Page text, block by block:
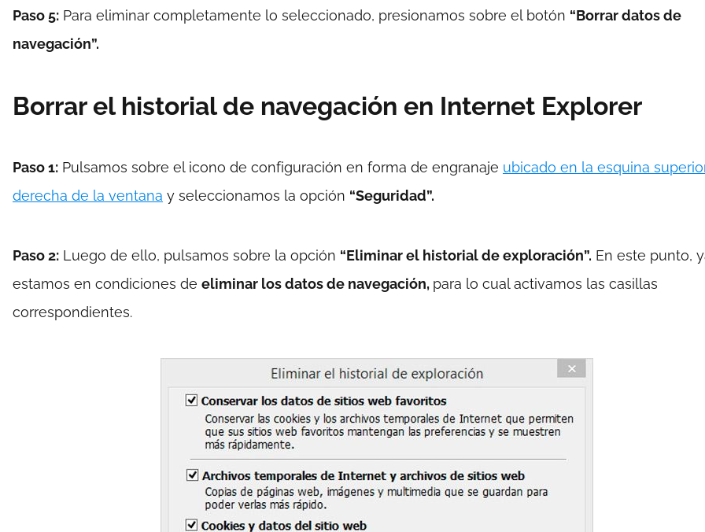
Paso 5: Para eliminar completamente lo seleccionado, presionamos sobre el botón “Borrar datos de
navegación”.
Borrar el historial de navegación en Internet Explorer
Paso 1: Pulsamos sobre el icono de configuración en forma de engranaje ubicado en la esquina
derecha de la ventana y seleccionamos la opción “Seguridad”.
Paso 2: Luego de ello, pulsamos sobre la opción “Eliminar el historial de exploración”. En este punto,
estamos en condiciones de eliminar los datos de navegación, para lo cual activamos las casillas
correspondientes.